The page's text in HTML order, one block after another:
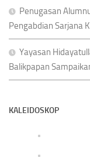
Penugasan
Pengabdian Sarjana
Yayasan
Balikpapan
KALEIDOSKOP